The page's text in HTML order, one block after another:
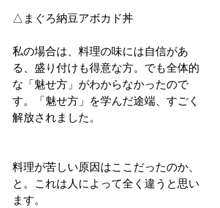
△まぐろ納豆アボカド丼
私の場合は、料理の味には自信があ
る、盛り付けも得意な方。でも全体的
な「魅せ方」がわからなかったので
す。「魅せ方」を学んだ途端、すごく
解放されました。
料理が苦しい原因はここだったのか、
と。これは人によって全く違うと思い
ます。